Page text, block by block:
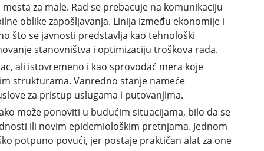
za male. Rad se prebacuje na komunikaciju
oblike zapošljavanja. Linija između ekonomije i
što se javnosti predstavlja kao tehnološki
stanovništva i optimizaciju troškova rada.
ali istovremeno i kao sprovođač mera koje
strukturama. Vanredno stanje nameće
za pristup uslugama i putovanjima.
može ponoviti u budućim situacijama, bilo da se
ili novim epidemiološkim pretnjama. Jednom
potpuno povući, jer postaje praktičan alat za one